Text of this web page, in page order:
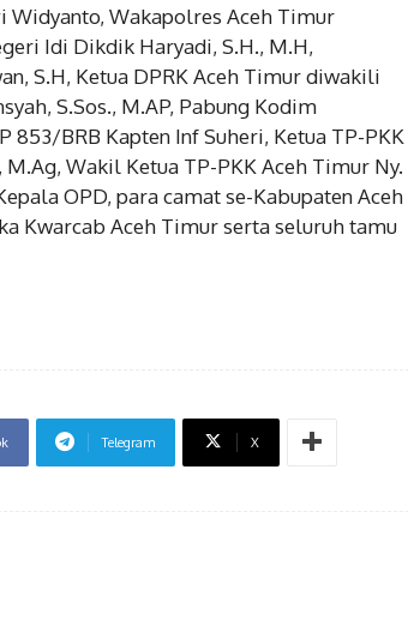
Widyanto, Wakapolres Aceh Timur
Idi Dikdik Haryadi, S.H., M.H,
S.H, Ketua DPRK Aceh Timur diwakili
S.Sos., M.AP, Pabung Kodim
853/BRB Kapten Inf Suheri, Ketua TP-PKK
Wakil Ketua TP-PKK Aceh Timur Ny.
OPD, para camat se-Kabupaten Aceh
Kwarcab Aceh Timur serta seluruh tamu
Telegram X